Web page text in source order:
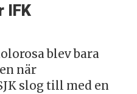
IFK
blev bara
när
slog till med en